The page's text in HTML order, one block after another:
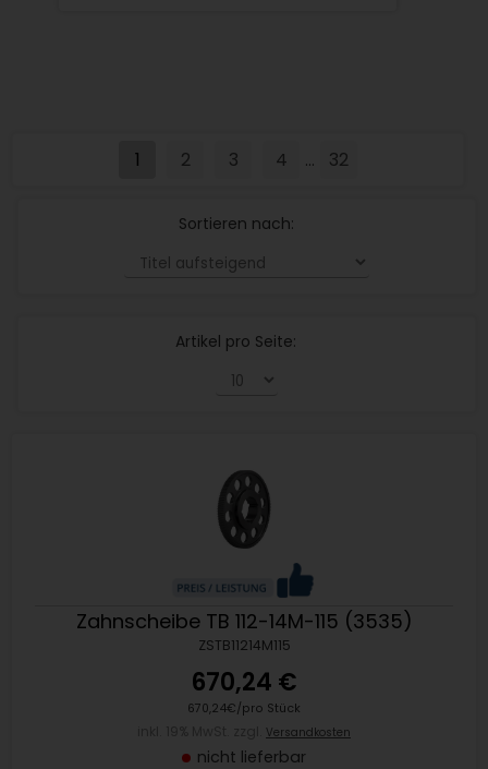
1 2 3 4 ... 32
Sortieren nach:
Artikel pro Seite:
Zahnscheibe TB 112-14M-115 (3535)
ZSTB11214M115
670,24 €
670,24€/pro Stück
Versandkosten
nicht lieferbar